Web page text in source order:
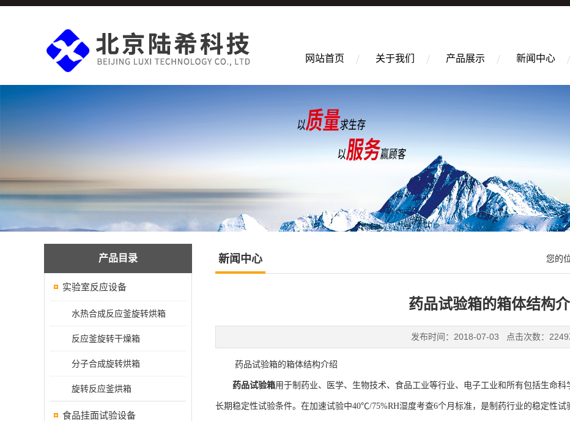
网站首页 关于我们 产品展示 新闻中心
产品目录
实验室反应设备
水热合成反应釜旋转烘箱
反应釜旋转干燥箱
分子合成旋转烘箱
旋转反应釜烘箱
食品挂面试验设备
新闻中心 您的
药品试验箱的箱体结构
发布时间：2018-07-03 点击次数：2249
药品试验箱的箱体结构介绍
药品试验箱用于制药业、医学、生物技术、食品工业等行业、电子工业和所有包括生命
长期稳定性试验条件。在加速试验中40℃/75%RH湿度考查6个月标准，是制药行业的稳定性